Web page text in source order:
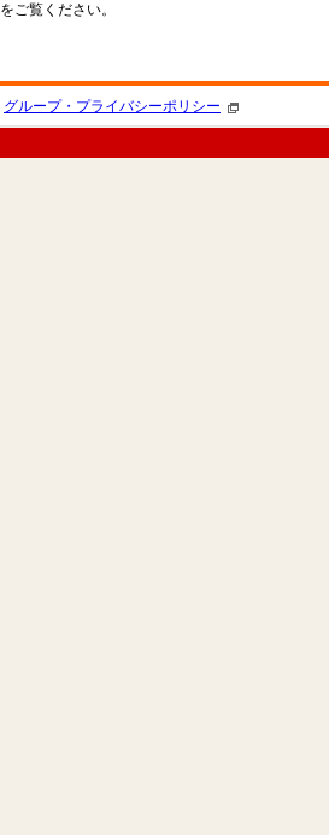
をご覧ください。
グループ・プライバシーポリシー